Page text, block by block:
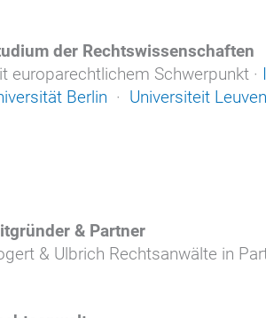
der Rechtswissenschaften
europarechtlichem Schwerpunkt ·
Berlin · Universiteit
& Partner
& Ulbrich Rechtsanwälte in